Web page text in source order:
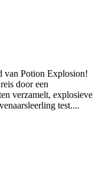
van Potion Explosion!
door een
verzamelt, explosieve
test....